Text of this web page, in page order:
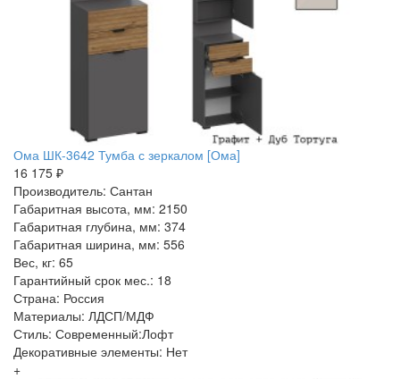
Ома ШК-3642 Тумба с зеркалом [Ома]
16 175 ₽
Производитель: Сантан
Габаритная высота, мм: 2150
Габаритная глубина, мм: 374
Габаритная ширина, мм: 556
Вес, кг: 65
Гарантийный срок мес.: 18
Страна: Россия
Материалы: ЛДСП/МДФ
Стиль: Современный:Лофт
Декоративные элементы: Нет
+